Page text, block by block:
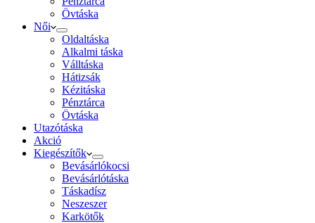
Övtáska
Női
Oldaltáska
Alkalmi táska
Válltáska
Hátizsák
Kézitáska
Pénztárca
Övtáska
Utazótáska
Akció
Kiegészítők
Bevásárlókocsi
Bevásárlótáska
Táskadísz
Neszeszer
Karkötők